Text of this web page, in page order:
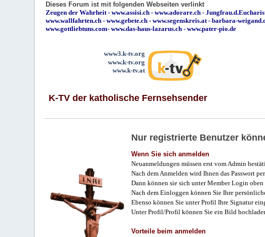
Dieses Forum ist mit folgenden Webseiten verlinkt
Zeugen der Wahrheit-www.assisi.ch -www.adorare.ch -
www.wallfahrten.ch -www.gebete.ch -www.segenskreis.at-barbara-
www.gottliebtuns.com-www.das-haus-lazarus.ch - www.pater-pio.de
www3.k-tv.org
www.k-tv.org
www.k-tv.at
K-TV der katholische Fernsehsender
Nur registrierte Benutzer
Wenn Sie sich anmelden
Neuanmeldungen müssen erst vom Admin
Nach dem Anmelden wird Ihnen das Passwort
Dann können sie sich unter Member Login oben
Nach dem Einloggen können Sie Ihre
Ebenso können Sie unter Profil Ihre Signatur
Unter Profil/Profil können Sie ein Bild
Vorteile beim anmelden